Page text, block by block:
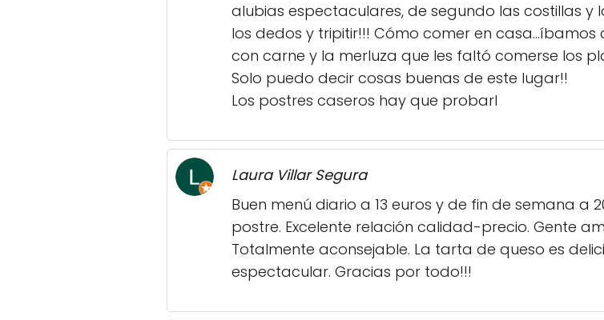
alubias espectaculares, de segundo las costillas
los dedos y tripitir!!! Cómo comer en
con carne y la merluza que les faltó comerse los
Solo puedo decir cosas buenas de este lugar!!
Los postres caseros hay que probarl
Laura Villar Segura
Buen menú diario a 13 euros y de fin de semana a
postre. Excelente relación calidad-precio. Gente
Totalmente aconsejable. La tarta de queso es
espectacular. Gracias por todo!!!